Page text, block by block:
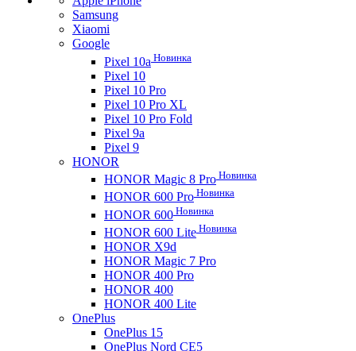
Samsung
Xiaomi
Google
Pixel 10a Новинка
Pixel 10
Pixel 10 Pro
Pixel 10 Pro XL
Pixel 10 Pro Fold
Pixel 9a
Pixel 9
HONOR
HONOR Magic 8 Pro Новинка
HONOR 600 Pro Новинка
HONOR 600 Новинка
HONOR 600 Lite Новинка
HONOR X9d
HONOR Magic 7 Pro
HONOR 400 Pro
HONOR 400
HONOR 400 Lite
OnePlus
OnePlus 15
OnePlus Nord CE5